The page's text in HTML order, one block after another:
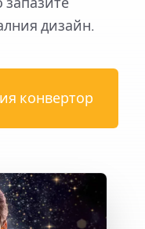
дизайн.
конвертор